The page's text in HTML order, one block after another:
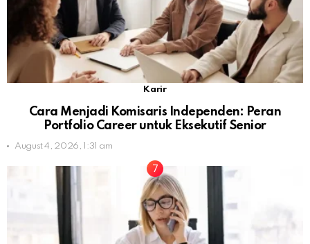
Karir
Cara Menjadi Komisaris Independen: Peran
Portfolio Career untuk Eksekutif Senior
August 4, 2026, 1:31 am